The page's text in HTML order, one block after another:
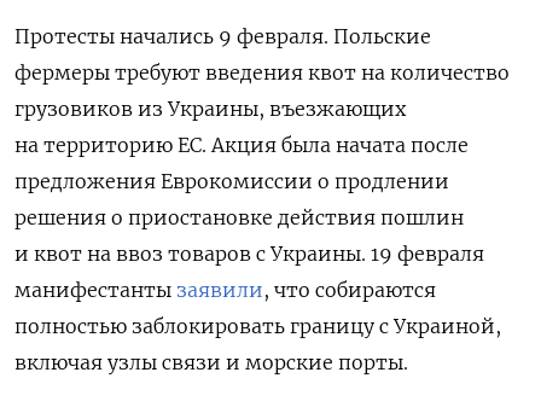
Протесты начались 9 февраля. Польские
фермеры требуют введения квот на количество
грузовиков из Украины, въезжающих
на территорию ЕС. Акция была начата после
предложения Еврокомиссии о продлении
решения о приостановке действия пошлин
и квот на ввоз товаров с Украины. 19 февраля
манифестанты заявили, что собираются
полностью заблокировать границу с Украиной,
включая узлы связи и морские порты.